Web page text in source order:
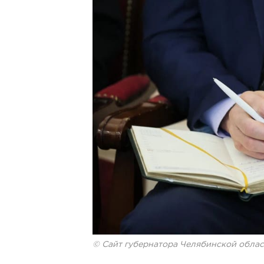
© Сайт губернатора Челябинской